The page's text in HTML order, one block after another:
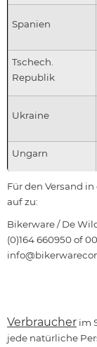
Spanien
Tschech.
Republik
Ukraine
Ungarn
Für den Versand
auf zu:
Bikerware / De
(0)164 660950 of
Verbraucher im
jede natürliche